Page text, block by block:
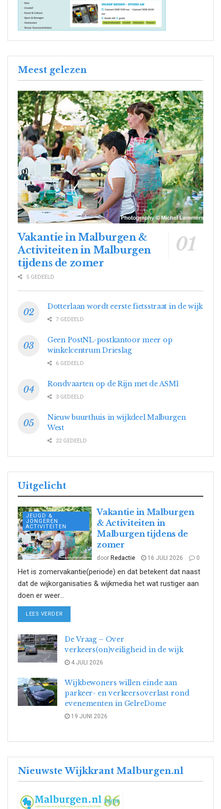
Meest gelezen
Vakantie in Malburgen &
Activiteiten in Malburgen
tijdens de zomer
5 GEDEELD
Dotterlaan wordt eerste fietsstraat in de wijk
7 GEDEELD
Geen PostNL-postkantoor meer op
winkelcentrum Drieslag
6 GEDEELD
Rondvaarten op de Rijn met de ASM1
3 GEDEELD
Nieuw buurthuis in wijkdeel Malburgen
West
22 GEDEELD
Uitgelicht
JEUGD &
JONGEREN
ACTIVITEITEN
Vakantie in Malburgen
& Activiteiten in
Malburgen tijdens de
zomer
door Redactie 16 JULI 2026 0
Het is zomervakantie(periode) en dat betekent dat naast
dat de wijkorganisaties & wijkmedia het wat rustiger aan
doen er weer...
LEES VERDER
De Vraag – Over
verkeers(on)veiligheid in de wijk
4 JULI 2026
Wijkbewoners willen einde aan
parkeer- en verkeersoverlast rond
evenementen in GelreDome
19 JUNI 2026
Nieuwste Wijkkrant Malburgen.nl